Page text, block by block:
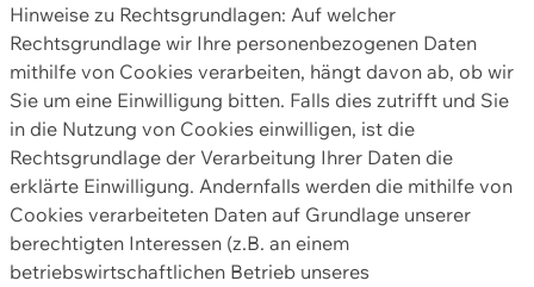
Hinweise zu Rechtsgrundlagen: Auf welcher
Rechtsgrundlage wir Ihre personenbezogenen Daten
mithilfe von Cookies verarbeiten, hängt davon ab, ob wir
Sie um eine Einwilligung bitten. Falls dies zutrifft und Sie
in die Nutzung von Cookies einwilligen, ist die
Rechtsgrundlage der Verarbeitung Ihrer Daten die
erklärte Einwilligung. Andernfalls werden die mithilfe von
Cookies verarbeiteten Daten auf Grundlage unserer
berechtigten Interessen (z.B. an einem
betriebswirtschaftlichen Betrieb unseres